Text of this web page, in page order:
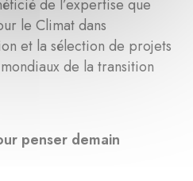
de l’expertise que
le Climat dans
et la sélection de projets
de la transition
penser demain